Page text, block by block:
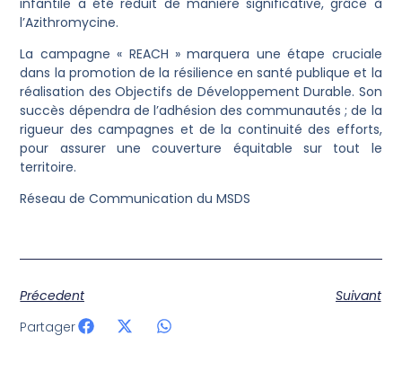
l’Azithromycine.
La campagne « REACH » marquera une étape cruciale
dans la promotion de la résilience en santé publique et la
réalisation des Objectifs de Développement Durable. Son
succès dépendra de l’adhésion des communautés ; de la
rigueur des campagnes et de la continuité des efforts,
pour assurer une couverture équitable sur tout le
territoire.
Réseau de Communication du MSDS
Précedent
Suivant
Partager